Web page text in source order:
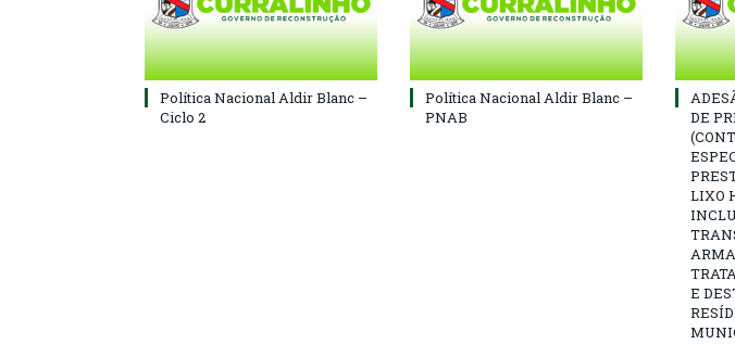
Política Nacional Aldir Blanc –
Ciclo 2
Política Nacional Aldir Blanc –
PNAB
DE
LIXO
E